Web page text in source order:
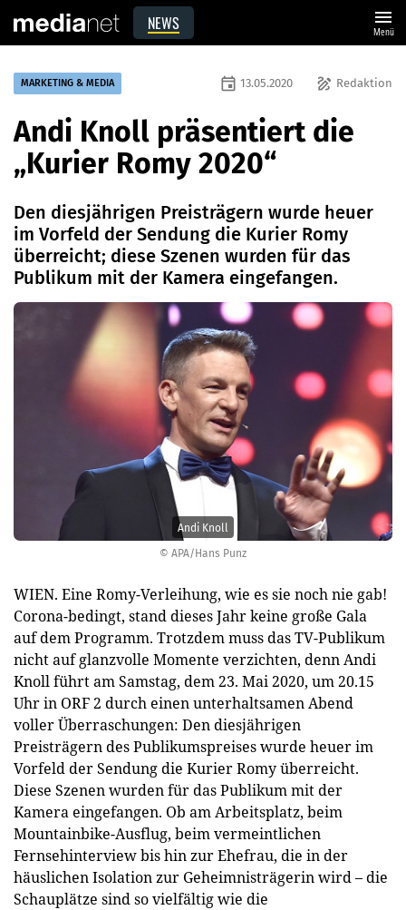
NEWS menu
Menü
© APA/Hans Punz
Andi Knoll
MARKETING & MEDIA draw Redaktion
event 13.05.2020
Andi Knoll präsentiert die
„Kurier Romy 2020“
Den diesjährigen Preisträgern wurde heuer
im Vorfeld der Sendung die Kurier Romy
überreicht; diese Szenen wurden für das
Publikum mit der Kamera eingefangen.
WIEN. Eine Romy-Verleihung, wie es sie noch nie gab!
Corona-bedingt, stand dieses Jahr keine große Gala
auf dem Programm. Trotzdem muss das TV-Publikum
nicht auf glanzvolle Momente verzichten, denn Andi
Knoll führt am Samstag, dem 23. Mai 2020, um 20.15
Uhr in ORF 2 durch einen unterhaltsamen Abend
voller Überraschungen: Den diesjährigen
Preisträgern des Publikumspreises wurde heuer im
Vorfeld der Sendung die Kurier Romy überreicht.
Diese Szenen wurden für das Publikum mit der
Kamera eingefangen. Ob am Arbeitsplatz, beim
Mountainbike-Ausflug, beim vermeintlichen
Fernsehinterview bis hin zur Ehefrau, die in der
häuslichen Isolation zur Geheimnisträgerin wird – die
Schauplätze sind so vielfältig wie die